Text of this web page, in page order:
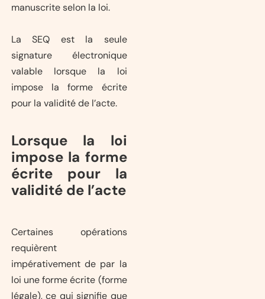
manuscrite selon la loi.
La SEQ est la seule
signature électronique
valable lorsque la loi
impose la forme écrite
pour la validité de l’acte.
Lorsque la loi
impose la forme
écrite pour la
validité de l’acte
Certaines opérations
requièrent
impérativement de par la
loi une forme écrite (forme
légale), ce qui signifie que